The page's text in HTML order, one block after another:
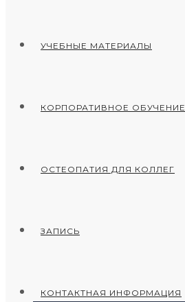
УЧЕБНЫЕ МАТЕРИАЛЫ
КОРПОРАТИВНОЕ ОБУЧЕНИЕ
ОСТЕОПАТИЯ ДЛЯ КОЛЛЕГ
ЗАПИСЬ
КОНТАКТНАЯ ИНФОРМАЦИЯ